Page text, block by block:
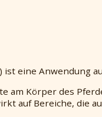
eine Anwendung
am Körper des
auf Bereiche, die